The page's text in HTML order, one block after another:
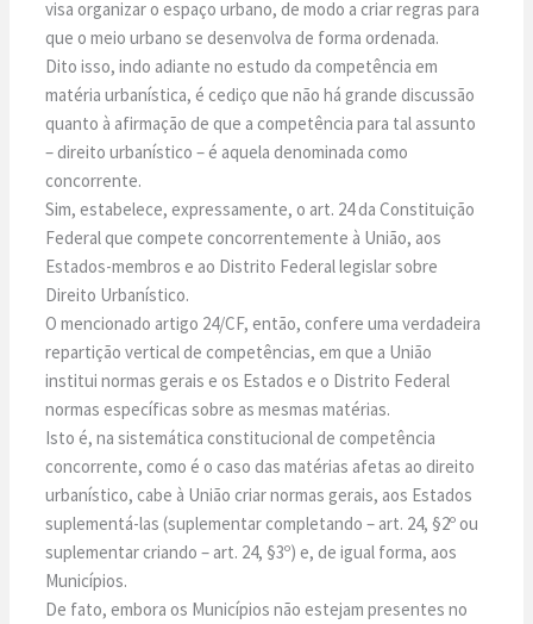
visa organizar o espaço urbano, de modo a criar regras para
que o meio urbano se desenvolva de forma ordenada.
Dito isso, indo adiante no estudo da competência em
matéria urbanística, é cediço que não há grande discussão
quanto à afirmação de que a competência para tal assunto
– direito urbanístico – é aquela denominada como
concorrente.
Sim, estabelece, expressamente, o art. 24 da Constituição
Federal que compete concorrentemente à União, aos
Estados-membros e ao Distrito Federal legislar sobre
Direito Urbanístico.
O mencionado artigo 24/CF, então, confere uma verdadeira
repartição vertical de competências, em que a União
institui normas gerais e os Estados e o Distrito Federal
normas específicas sobre as mesmas matérias.
Isto é, na sistemática constitucional de competência
concorrente, como é o caso das matérias afetas ao direito
urbanístico, cabe à União criar normas gerais, aos Estados
suplementá-las (suplementar completando – art. 24, §2º ou
suplementar criando – art. 24, §3º) e, de igual forma, aos
Municípios.
De fato, embora os Municípios não estejam presentes no